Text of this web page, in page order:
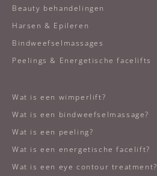
Beauty behandelingen
Harsen & Epileren
Bindweefselmassages
Peelings & Energetische facelifts
Wat is een wimperlift?
Wat is een bindweefselmassage?
Wat is een peeling?
Wat is een energetische facelift?
Wat is een eye contour treatment?